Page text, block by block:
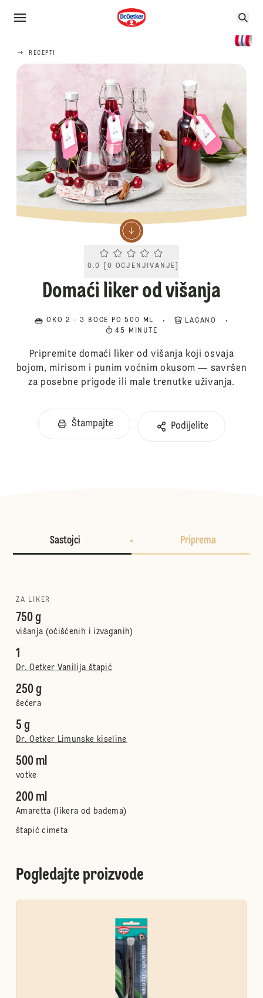
RECEPTI
Current rating 0.0. Click to rate.
0.0 [0 OCJENJIVANJE
Domaći liker od višanja
OKO 2 - 3 BOCE PO 500 ML
LAGANO
45 MINUTE
Pripremite domaći liker od višanja koji osvaja
bojom, mirisom i punim voćnim okusom — savršen
za posebne prigode ili male trenutke uživanja.
Štampajte Podijelite
Sastojci Priprema
ZA LIKER
750 g
višanja (očišćenih i izvaganih)
1
Dr. Oetker Vanilija štapić
250 g
šećera
5 g
Dr. Oetker Limunske kiseline
500 ml
votke
200 ml
Amaretta (likera od badema)
štapić cimeta
Pogledajte proizvode